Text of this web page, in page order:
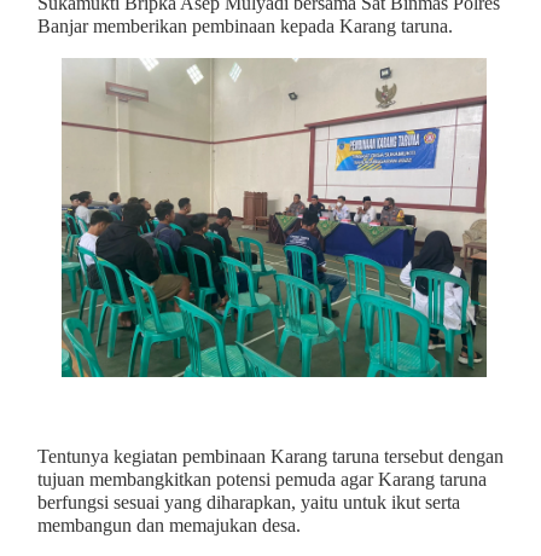
Banjar memberikan pembinaan kepada Karang taruna.
Tentunya kegiatan pembinaan Karang taruna tersebut dengan
tujuan membangkitkan potensi pemuda agar Karang taruna
berfungsi sesuai yang diharapkan, yaitu untuk ikut serta
membangun dan memajukan desa.